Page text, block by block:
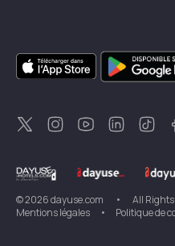
DayuseSingapour
DayuseSuède
DayuseThaïlande
DayuseNouvelle-Zélande
DayuseTurquie
©2026dayuse.com •
All
Mentions légales
• Politique de